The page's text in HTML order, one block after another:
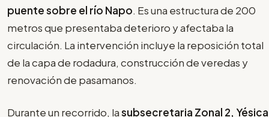
puente sobre el río Napo. Es una estructura de 200
metros que presentaba deterioro y afectaba la
circulación. La intervención incluye la reposición total
de la capa de rodadura, construcción de veredas y
renovación de pasamanos.
Durante un recorrido, lasubsecretaria Zonal 2, Yésica